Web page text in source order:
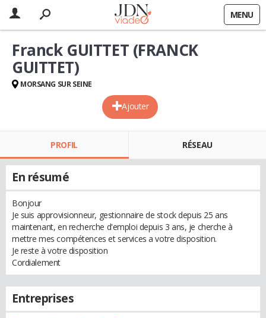
MENU
Ajouter
Franck GUITTET (FRANCK
GUITTET)
MORSANG SUR SEINE
PROFIL RÉSEAU
En résumé
Bonjour
Je suis approvisionneur, gestionnaire de stock depuis 25 ans
maintenant, en recherche d'emploi depuis 3 ans, je cherche à
mettre mes compétences et services a votre disposition.
Je reste à votre disposition
Cordialement
Entreprises